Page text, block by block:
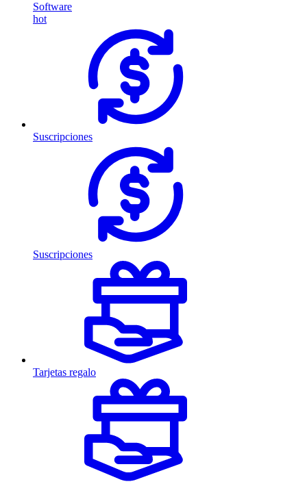
Software
hot
Suscripciones
Suscripciones
Tarjetas regalo